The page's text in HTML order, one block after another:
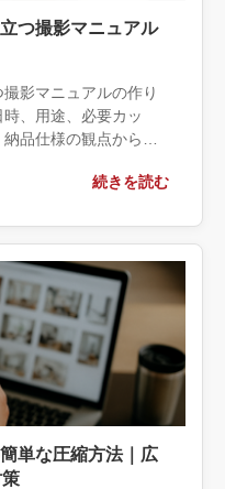
つ撮影マニュアル
影マニュアルの作り
、用途、必要カッ
品仕様の観点から実
に用意する情報、依頼
続きを読む
単な圧縮方法｜広